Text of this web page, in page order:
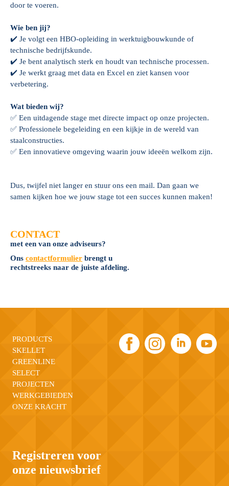
door te voeren.
Wie ben jij?
✔️ Je volgt een HBO-opleiding in werktuigbouwkunde of
technische bedrijfskunde.
✔️ Je bent analytisch sterk en houdt van technische processen.
✔️ Je werkt graag met data en Excel en ziet kansen voor
verbetering.
Wat bieden wij?
✅ Een uitdagende stage met directe impact op onze projecten.
✅ Professionele begeleiding en een kijkje in de wereld van
staalconstructies.
✅ Een innovatieve omgeving waarin jouw ideeën welkom zijn.
Dus, twijfel niet langer en stuur ons een mail. Dan gaan we
samen kijken hoe we jouw stage tot een succes kunnen maken!
CONTACT
met een van onze adviseurs?
Ons contactformulier brengt u
rechtstreeks naar de juiste afdeling.
PRODUCTS
SKELLET
GREENLINE
SELECT
PROJECTEN
WERKGEBIEDEN
ONZE KRACHT
Registreren voor
onze nieuwsbrief